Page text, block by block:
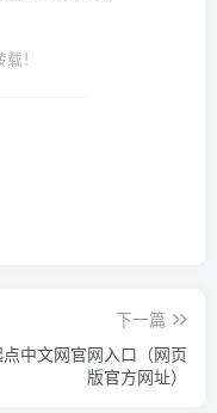
！
下一篇
中文网官网入口（网页
版官方网址）